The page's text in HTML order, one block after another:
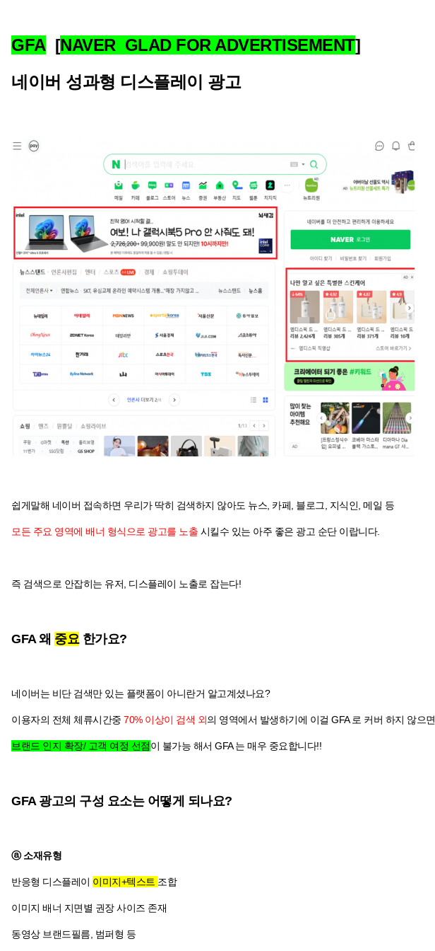
GFA [NAVER GLAD FOR ADVERTISEMENT]
네이버 성과형 디스플레이 광고
쉽게말해 네이버 접속하면 우리가 딱히 검색하지 않아도 뉴스, 카페, 블로그, 지식인, 메일 등
모든 주요 영역에 배너 형식으로 광고를 노출 시킬수 있는 아주 좋은 광고 순단 이랍니다.
즉 검색으로 안잡히는 유저, 디스플레이 노출로 잡는다!
GFA 왜 중요 한가요?
네이버는 비단 검색만 있는 플랫폼이 아니란거 알고계셨나요?
이용자의 전체 체류시간중 70% 이상이 검색 외의 영역에서 발생하기에 이걸 GFA 로 커버 하지 않으면,
브랜드 인지 확장/ 고객 여정 선점이 불가능 해서 GFA 는 매우 중요합니다!!
GFA 광고의 구성 요소는 어떻게 되나요?
ⓐ 소재유형
반응형 디스플레이 이미지+텍스트 조합
이미지 배너 지면별 권장 사이즈 존재
동영상 브랜드필름, 범퍼형 등